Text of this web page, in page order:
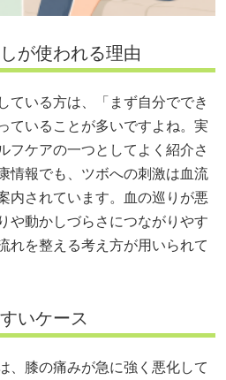
が使われる理由
ている方は、「まず自分ででき
ていることが多いですよね。実
フケアの一つとしてよく紹介さ
情報でも、ツボへの刺激は血流
内されています。血の巡りが悪
や動かしづらさにつながりやす
れを整える考え方が用いられて
いケース
、膝の痛みが急に強く悪化して